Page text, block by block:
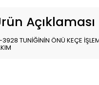
Açıklaması
TUNİĞİNİN ÖNÜ KEÇE